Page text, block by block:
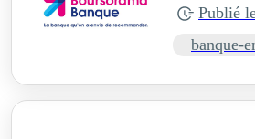
Publié
banque-